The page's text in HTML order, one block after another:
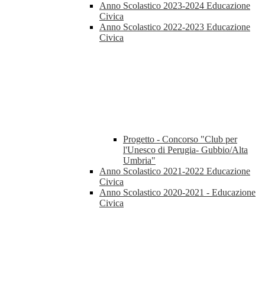
Anno Scolastico 2023-2024 Educazione
Civica
Anno Scolastico 2022-2023 Educazione
Civica
Progetto - Concorso "Club per
l'Unesco di Perugia- Gubbio/Alta
Umbria"
Anno Scolastico 2021-2022 Educazione
Civica
Anno Scolastico 2020-2021 - Educazione
Civica